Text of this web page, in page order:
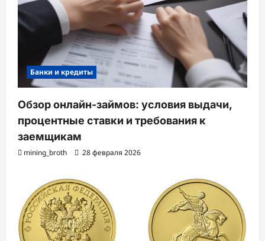
Банки и кредиты
Обзор онлайн-займов: условия выдачи,
процентные ставки и требования к
заемщикам
mining_broth 28 февраля 2026